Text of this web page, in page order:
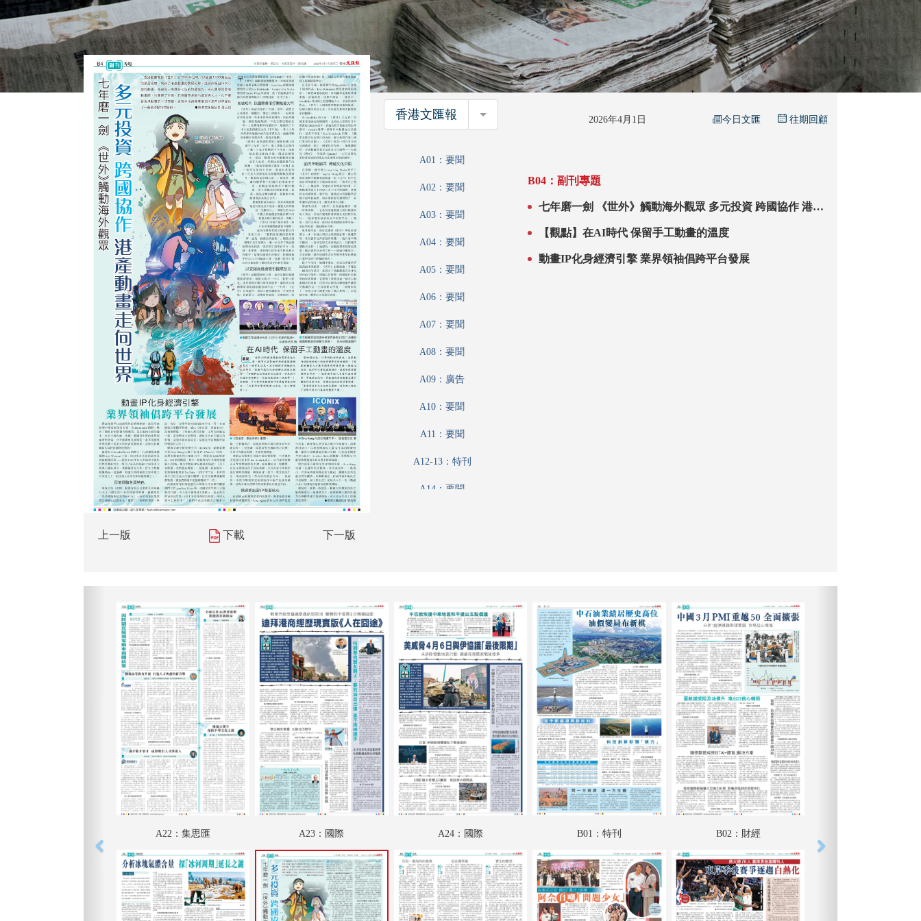
上一版 下載 下一版
香港文匯報 香港文匯報 2026年4月1日 今日文匯 往期回顧
A01：要聞
A02：要聞
A03：要聞
A04：要聞
A05：要聞
A06：要聞
A07：要聞
A08：要聞
A09：廣告
A10：要聞
A11：要聞
A12-13：特刊
A14：要聞
A19：港聞
A20：香江載道
A21：特刊
A22：集思匯
A23：國際
A24：國際
B01：特刊
B02：財經
B04：副刊專題
B05：采風
B04：副刊專題
七年磨一劍 《世外》觸動海外觀眾 多元投資 跨國協作 港產
【觀點】在AI時代 保留手工動畫的溫度
動畫IP化身經濟引擎 業界領袖倡跨平台發展
A22：集思匯 A23：國際 A24：國際 B01：特刊 B02：財經